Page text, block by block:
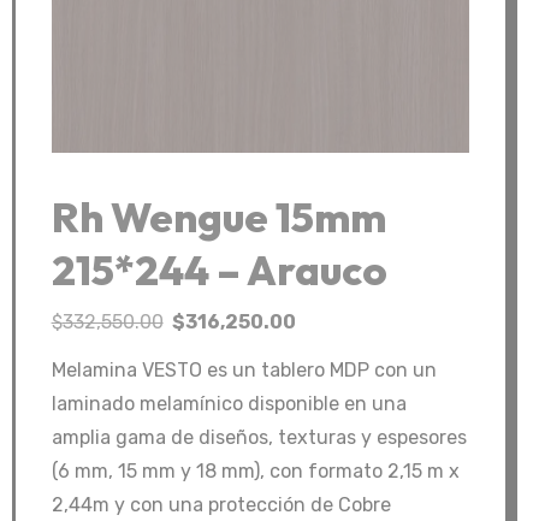
Rh Wengue 15mm
215*244 – Arauco
$332,550.00 El
$316,250.00
$316,250.00.
Melamina VESTO es un tablero MDP con un
laminado melamínico disponible en una
amplia gama de diseños, texturas y espesores
(6 mm, 15 mm y 18 mm), con formato 2,15 m x
2,44m y con una protección de Cobre